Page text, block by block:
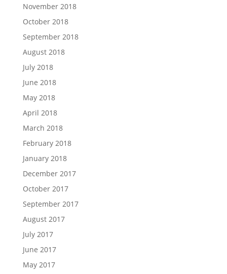
November 2018
October 2018
September 2018
August 2018
July 2018
June 2018
May 2018
April 2018
March 2018
February 2018
January 2018
December 2017
October 2017
September 2017
August 2017
July 2017
June 2017
May 2017